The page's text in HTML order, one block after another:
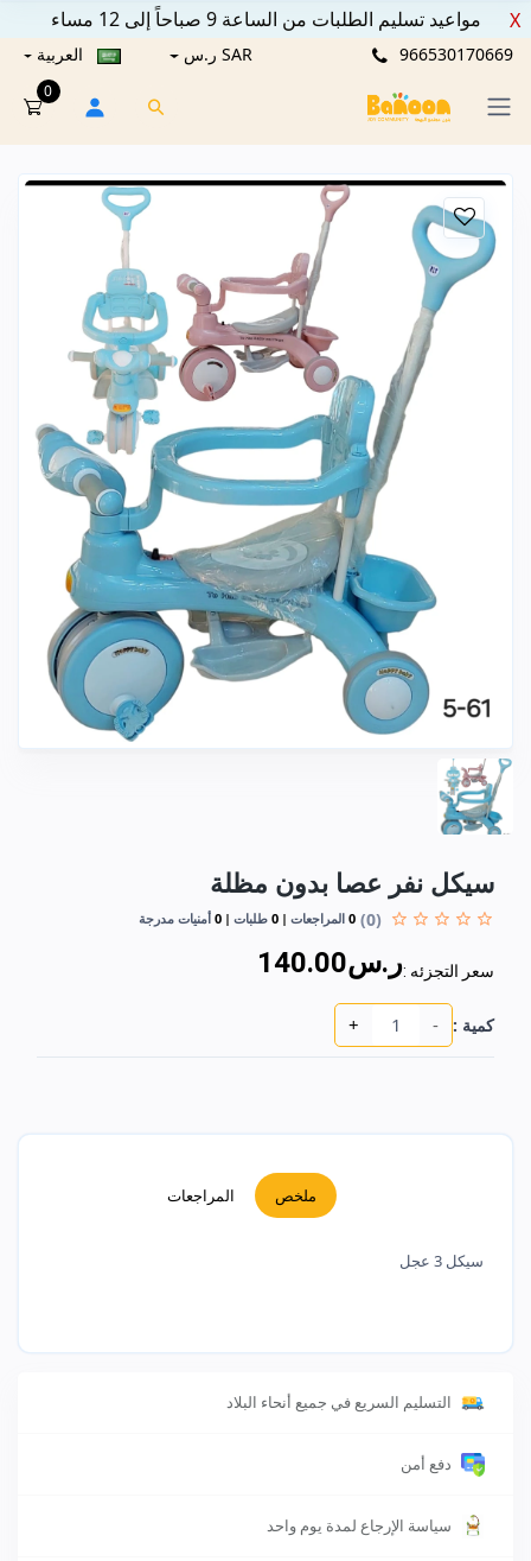
مواعيد تسليم الطلبات من الساعة 9 صباحاً إلى 12 مساء X
966530170669 SAR ر.س العربية
0
سيكل نفر عصا بدون مظلة
(0)
0 المراجعات 0 طلبات 0 أمنيات مدرجة
سعر التجزئه :ر.س140.00
كمية : -
+
ملخص المراجعات
سيكل 3 عجل
التسليم السريع في جميع أنحاء البلاد
دفع أمن
سياسة الإرجاع لمدة يوم واحد